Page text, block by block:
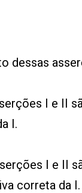
dessas
I e II
I.
I e II
correta da I.